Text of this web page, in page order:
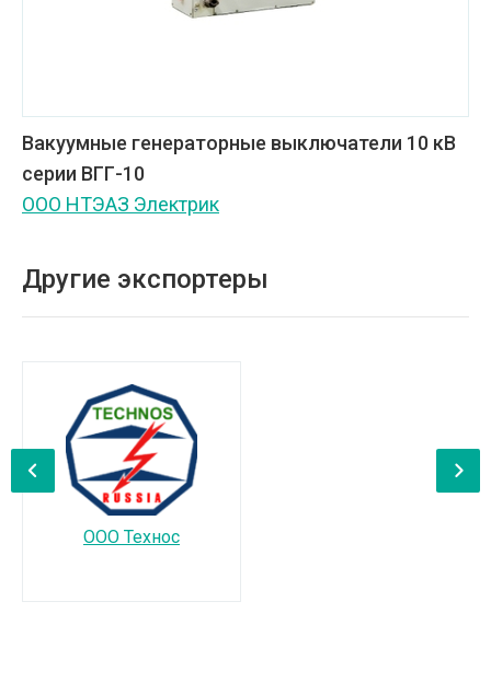
Вакуумные генераторные выключатели 10 кВ
серии ВГГ-10
ООО НТЭАЗ Электрик
Другие экспортеры
ООО Технос